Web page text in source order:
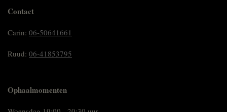
Contact
Carin: 06-50641661
Ruud: 06-41853795
Ophaalmomenten